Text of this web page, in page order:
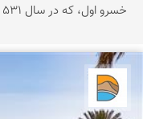
خسرو اول، که در سال 531 میلادی به قدرت رسید، به اوج خود رسید